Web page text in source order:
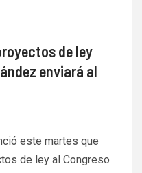
de ley
enviará al
este martes que
de ley al Congreso